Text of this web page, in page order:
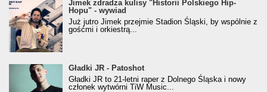
Hopu" - wywiad
Jimek zdradza kulisy "Historii Polskiego Hip-
Hopu" - wywiad
Już jutro Jimek przejmie Stadion Śląski, by wspólnie z
gośćmi i orkiestrą...
Gładki JR - Patoshot
Gładki JR - Patoshot
Gładki JR to 21-letni raper z Dolnego Śląska i nowy
członek wytwórni TiW Music...